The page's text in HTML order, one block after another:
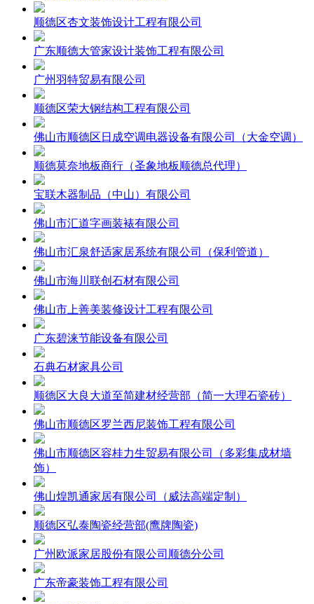
顺德区杏文装饰设计工程有限公司
广东顺德大管家设计装饰工程有限公司
广州羽特贸易有限公司
顺德区荣大钢结构工程有限公司
佛山市顺德区日成空调电器设备有限公司（大金空调）
顺德莫奈地板商行（圣象地板顺德总代理）
宝联木器制品（中山）有限公司
佛山市汇道字画装裱有限公司
佛山市汇泉舒适家居系统有限公司（保利管道）
佛山市海川联创石材有限公司
佛山市上善美装修设计工程有限公司
广东碧涞节能设备有限公司
石典石材家具公司
顺德区大良大道至简建材经营部（简一大理石瓷砖）
佛山市顺德区罗兰西尼装饰工程有限公司
佛山市顺德区容桂力生贸易有限公司（多彩集成材墙
饰）
佛山煌凯通家居有限公司（威法高端定制）
顺德区弘泰陶瓷经营部(鹰牌陶瓷)
广州欧派家居股份有限公司顺德分公司
广东帝豪装饰工程有限公司